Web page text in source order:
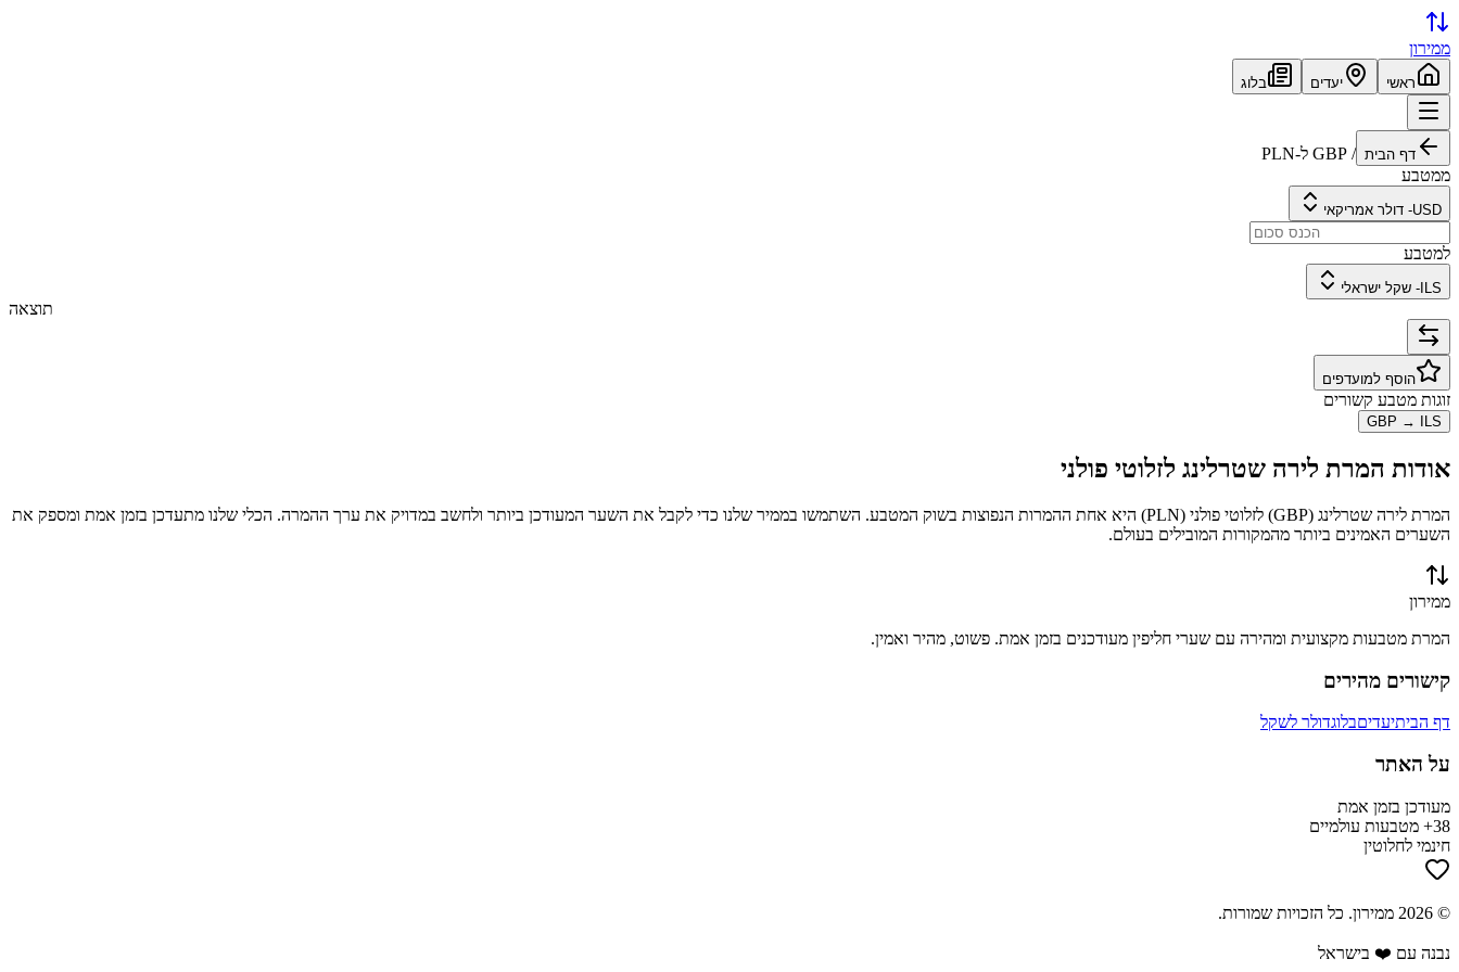
ממירון
ראשי יעדים בלוג
דף הבית /
GBP ל-PLN
ממטבע
USD
- דולר אמריקאי
למטבע
ILS
- שקל ישראלי
תוצאה
הוסף למועדפים
זוגות מטבע קשורים
GBP → ILS
אודות המרת לירה שטרלינג לזלוטי פולני
המרת לירה שטרלינג (
GBP) לזלוטי פולני (
PLN) היא אחת ההמרות הנפוצות בשוק המטבע. השתמשו בממיר שלנו כדי לקבל את השער המעודכן ביותר ולחשב במדויק את ערך ההמרה. הכלי שלנו מתעדכן בזמן אמת ומספק את
השערים האמינים ביותר מהמקורות המובילים בעולם.
ממירון
המרת מטבעות מקצועית ומהירה עם שערי חליפין מעודכנים בזמן אמת. פשוט, מהיר ואמין.
קישורים מהירים
דף הביתיעדיםבלוגדולר לשקל
על האתר
מעודכן בזמן אמת
38+ מטבעות עולמיים
חינמי לחלוטין
©
2026 ממירון. כל הזכויות שמורות.
נבנה עם ❤️ בישראל